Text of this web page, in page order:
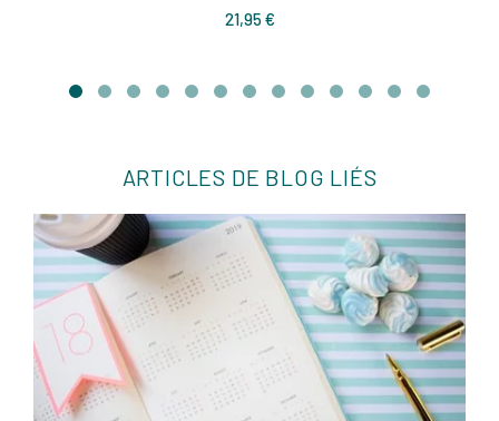
21,95 €Prix
ARTICLES DE BLOG LIÉS